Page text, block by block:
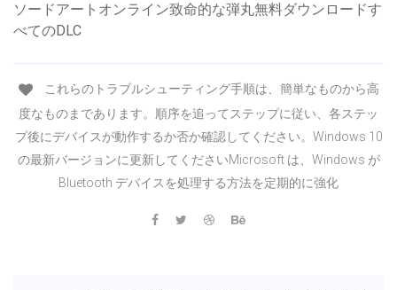
ソードアートオンライン致命的な弾丸無料ダウンロードす
べてのDLC
これらのトラブルシューティング手順は、簡単なものから高
度なものまであります。順序を追ってステップに従い、各ステッ
プ後にデバイスが動作するか否か確認してください。Windows 10
の最新バージョンに更新してくださいMicrosoft は、Windows が
Bluetooth デバイスを処理する方法を定期的に強化